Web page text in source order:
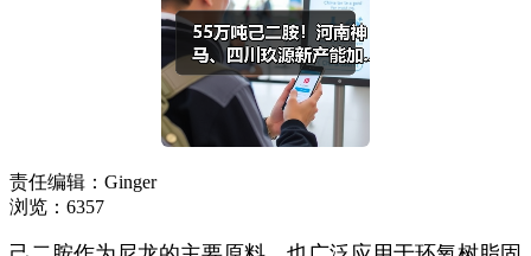
责任编辑：Ginger
浏览：6357